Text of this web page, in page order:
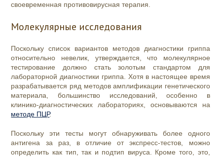
своевременная противовирусная терапия.
Молекулярные исследования
Поскольку список вариантов методов диагностики гриппа
относительно невелик, утверждается, что молекулярное
тестирование должно стать золотым стандартом для
лабораторной диагностики гриппа. Хотя в настоящее время
разрабатывается ряд методов амплификации генетического
материала, большинство исследований, особенно в
клинико-диагностических лабораториях, основываются на
методе ПЦР.
Поскольку эти тесты могут обнаруживать более одного
антигена за раз, в отличие от экспресс-тестов, можно
определить как тип, так и подтип вируса. Кроме того, это,